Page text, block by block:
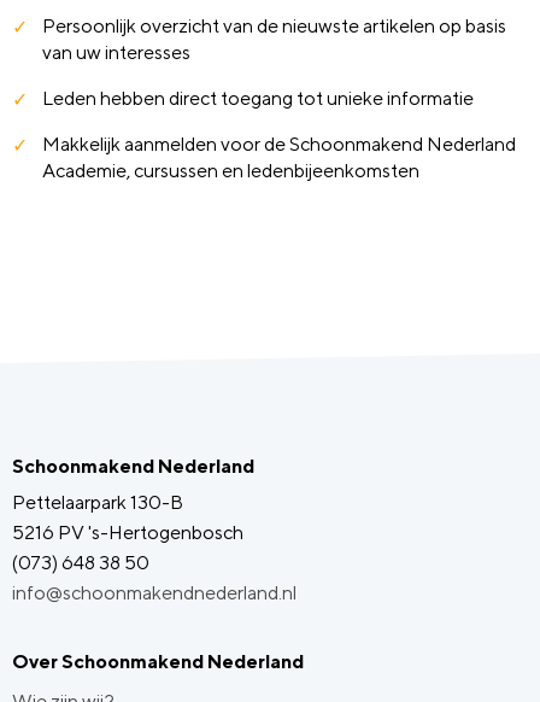
Persoonlijk overzicht van de nieuwste artikelen op basis
van uw interesses
Leden hebben direct toegang tot unieke informatie
Makkelijk aanmelden voor de Schoonmakend Nederland
Academie, cursussen en ledenbijeenkomsten
Schoonmakend Nederland
Pettelaarpark 130-B
5216 PV 's-Hertogenbosch
(073) 648 38 50
info@schoonmakendnederland.nl
Over Schoonmakend Nederland